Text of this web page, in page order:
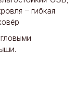
– гибкая